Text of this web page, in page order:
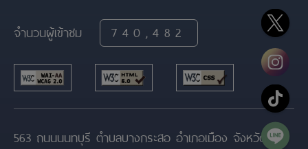
จำนวนผู้เข้าชม 740,482
563 ถนนนนทบุรี ตำบลบางกระสอ อำเภอเมือง จังหวัด